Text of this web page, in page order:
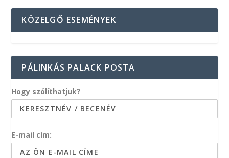
KÖZELGŐ ESEMÉNYEK
PÁLINKÁS PALACK POSTA
Hogy szólíthatjuk?
E-mail cím: